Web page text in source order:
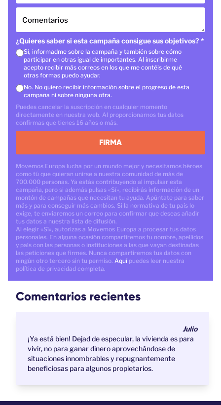
Comentarios
¿Quieres saber si esta campaña consigue sus objetivos? *
Sí, informadme sobre la campaña y también sobre cómo
participar en otras igual de importantes. Al inscribirme
acepto recibir más correos en los que me contéis de qué
otras formas puedo ayudar.
No. No quiero recibir información sobre el progreso de esta
campaña ni sobre ninguna otra.
Puedes cancelar la suscripción en cualquier momento
directamente en nuestra web. Al proporcionarnos tus datos
confirmas que tienes 16 años o más.
FIRMA
Movemos Europa lucha por un mundo mejor y necesitamos héroes
como tú que quieran unirse a nuestra comunidad de más de
700.000 personas. Ya estás contribuyendo al impulsar esta
campaña, pero si además pulsas «Sí», recibirás información de un
montón de campañas que necesitan tu ayuda. Apúntate para saber
más y para conseguir más cambios. Si la normativa de tu país lo
exige, te enviaremos un correo para confirmar que deseas añadir
tus datos a nuestra lista de difusión.
Al elegir «Sí», autorizas a Movemos Europa a procesar tus datos
personales. En alguna ocasión compartiremos tu nombre, apellidos
y país con las personas o instituciones a las que vayan destinadas
las peticiones que firmes. Nunca compartiremos tus datos con
ningún otro tercero sin tu permiso. Aquí puedes leer nuestra
política de privacidad completa.
Comentarios recientes
Julio
¡Ya está bien! Dejad de especular, la vivienda es para
vivir, no para ganar dinero aprovechándose de
situaciones innombrables y repugnantemente
beneficiosas para algunos propietarios.